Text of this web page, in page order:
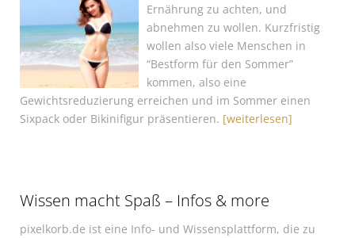
Ernährung zu achten, und
abnehmen zu wollen. Kurzfristig
wollen also viele Menschen in
“Bestform für den Sommer”
kommen, also eine
Gewichtsreduzierung erreichen und im Sommer einen
Sixpack oder Bikinifigur präsentieren. [weiterlesen]
Wissen macht Spaß – Infos & more
pixelkorb.de ist eine Info- und Wissensplattform, die zu